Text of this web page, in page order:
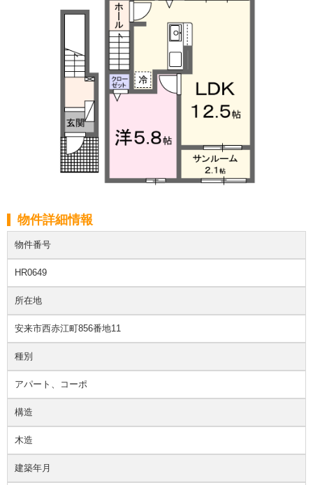
物件詳細情報
物件番号
HR0649
所在地
安来市西赤江町856番地11
種別
アパート、コーポ
構造
木造
建築年月